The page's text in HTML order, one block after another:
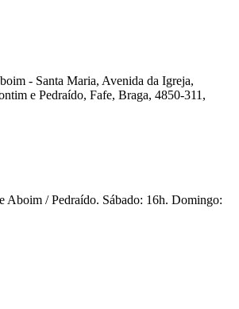
- Santa Maria, Avenida da Igreja,
e Pedraído, Fafe, Braga, 4850-311,
Aboim / Pedraído. Sábado: 16h. Domingo: